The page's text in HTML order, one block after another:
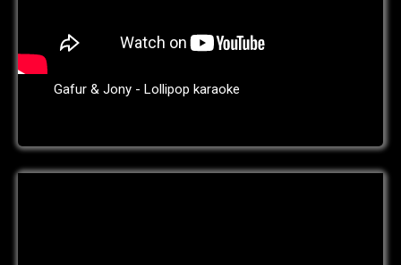
Gafur & Jony - Lollipop karaoke